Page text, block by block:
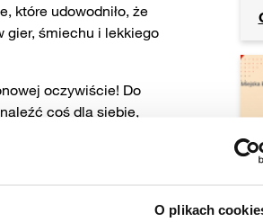
O plikach
które udowodniło, że
gier, śmiechu i lekkiego
oczywiście! Do
coś dla siebie,
mieszających
pomyłek przy
dobrej zabawy, nikt nie